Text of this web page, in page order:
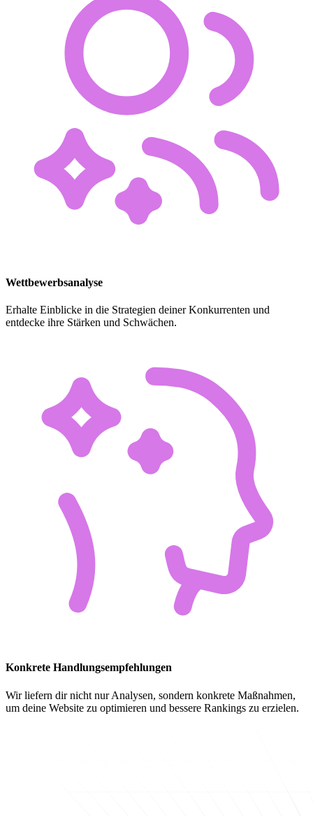
Wettbewerbsanalyse
Erhalte Einblicke in die Strategien deiner Konkurrenten und
entdecke ihre Stärken und Schwächen.
Konkrete Handlungsempfehlungen
Wir liefern dir nicht nur Analysen, sondern konkrete Maßnahmen,
um deine Website zu optimieren und bessere Rankings zu erzielen.